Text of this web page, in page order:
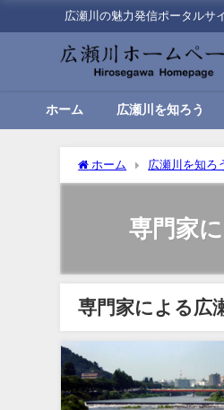
広瀬川の魅力発信ポータルサ
ホーム 広瀬川を知ろう
ホーム 広瀬川を知ろ
専門家
専門家による広